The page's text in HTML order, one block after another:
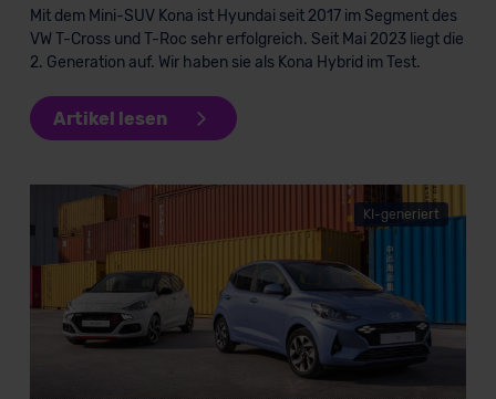
Mit dem Mini-SUV Kona ist Hyundai seit 2017 im Segment des
VW T-Cross und T-Roc sehr erfolgreich. Seit Mai 2023 liegt die
2. Generation auf. Wir haben sie als Kona Hybrid im Test.
Artikel lesen
KI-generiert